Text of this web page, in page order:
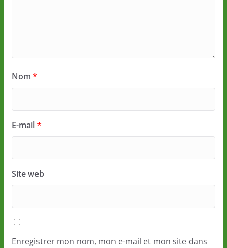
Nom *
E-mail*
Site web
Enregistrer mon nom, mon e-mail et mon site dans